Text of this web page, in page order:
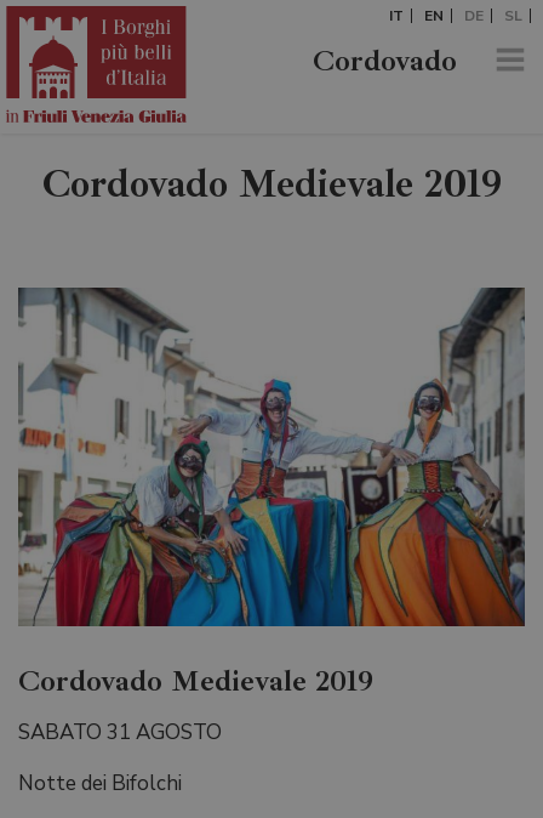
IT EN DE SL
Cordovado
Cordovado Medievale 2019
Cordovado Medievale 2019
SABATO 31 AGOSTO
Notte dei Bifolchi